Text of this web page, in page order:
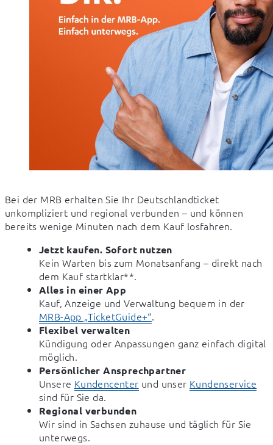
Bei der MRB erhalten Sie Ihr Deutschlandticket
unkompliziert und regional verbunden – und können
bereits wenige Minuten nach dem Kauf losfahren.
Jetzt kaufen. Sofort nutzen
Kein Warten bis zum Monatsanfang – direkt nach
dem Kauf startklar**.
Alles in einer App
Kauf, Anzeige und Verwaltung bequem in der
MRB-App „TicketGuide+“.
Flexibel verwalten
Kündigung oder Anpassungen ganz einfach digital
möglich.
Persönlicher Ansprechpartner
Unsere Kundencenter und unser Kundenservice
sind für Sie da.
Regional verbunden
Wir sind in Sachsen zuhause und täglich für Sie
unterwegs.